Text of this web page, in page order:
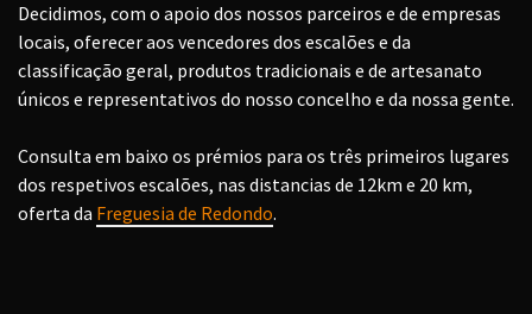
Decidimos, com o apoio dos nossos parceiros e de empresas
locais, oferecer aos vencedores dos escalões e da
classificação geral, produtos tradicionais e de artesanato
únicos e representativos do nosso concelho e da nossa gente.
Consulta em baixo os prémios para os três primeiros lugares
dos respetivos escalões, nas distancias de 12km e 20 km,
oferta da Freguesia de Redondo.